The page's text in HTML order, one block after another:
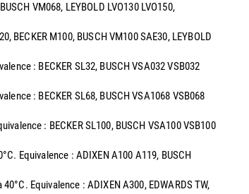
VM068, LEYBOLD LVO130 LVO150,
M100, BUSCH VM100 SAE30, LEYBOLD
: BECKER SL32, BUSCH VSA032 VSB032
: BECKER SL68, BUSCH VSA1068 VSB068
: BECKER SL100, BUSCH VSA100 VSB100
Equivalence : ADIXEN A100 A119, BUSCH
Equivalence : ADIXEN A300, EDWARDS TW,